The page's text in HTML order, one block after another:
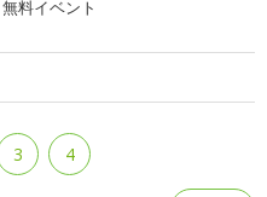
無料イベント
3 4